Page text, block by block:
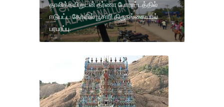
தாலிக்கயிறுடன் தர்ணா போராட்டத்தில்
ஈடுபட்ட கோவில் பூசாரி திருநங்கையால்
பரபரப்பு.